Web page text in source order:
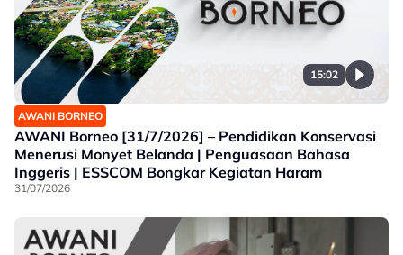
15:02
AWANI BORNEO
AWANI Borneo [31/7/2026] – Pendidikan Konservasi
Menerusi Monyet Belanda | Penguasaan Bahasa
Inggeris | ESSCOM Bongkar Kegiatan Haram
31/07/2026